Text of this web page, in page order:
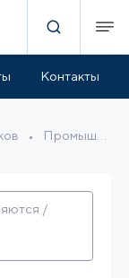
Контакты
•
Описание
/